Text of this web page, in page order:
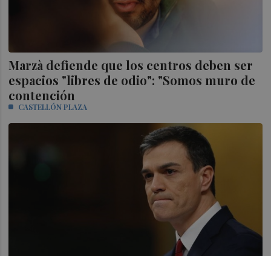
Marzà defiende que los centros deben ser
espacios "libres de odio": "Somos muro de
contención
CASTELLÓN PLAZA